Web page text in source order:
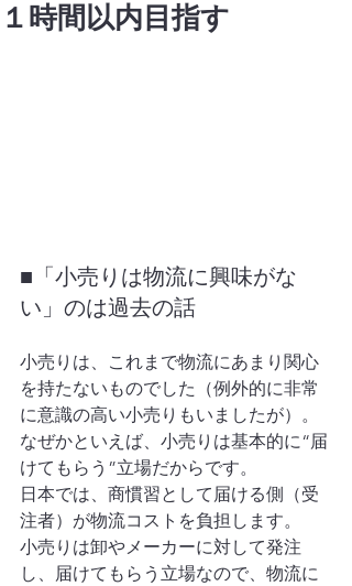
１時間以内目指す
■「小売りは物流に興味がな
い」のは過去の話
小売りは、これまで物流にあまり関心
を持たないものでした（例外的に非常
に意識の高い小売りもいましたが）。
なぜかといえば、小売りは基本的に“届
けてもらう”立場だからです。
日本では、商慣習として届ける側（受
注者）が物流コストを負担します。
小売りは卸やメーカーに対して発注
し、届けてもらう立場なので、物流に